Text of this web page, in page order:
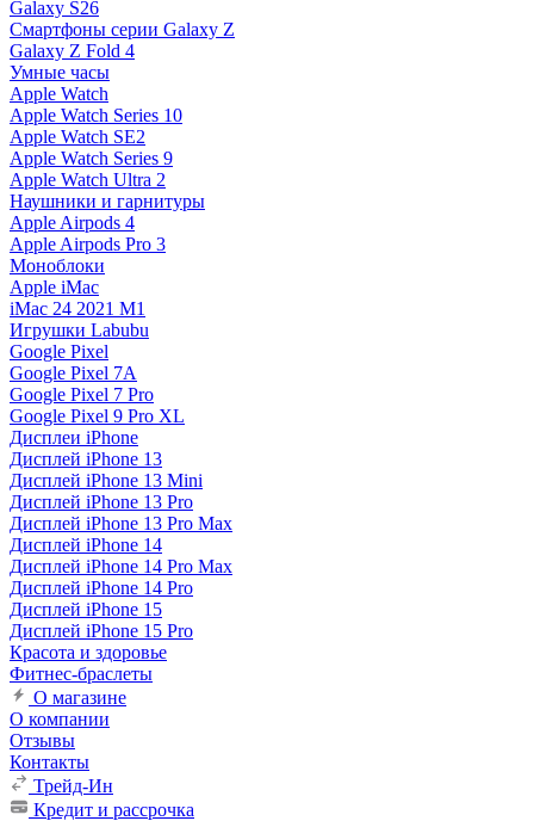
Galaxy S26
Смартфоны серии Galaxy Z
Galaxy Z Fold 4
Умные часы
Apple Watch
Apple Watch Series 10
Apple Watch SE2
Apple Watch Series 9
Apple Watch Ultra 2
Наушники и гарнитуры
Apple Airpods 4
Apple Airpods Pro 3
Моноблоки
Apple iMac
iMac 24 2021 M1
Игрушки Labubu
Google Pixel
Google Pixel 7А
Google Pixel 7 Pro
Google Pixel 9 Pro XL
Дисплеи iPhone
Дисплей iPhone 13
Дисплей iPhone 13 Mini
Дисплей iPhone 13 Pro
Дисплей iPhone 13 Pro Max
Дисплей iPhone 14
Дисплей iPhone 14 Pro Max
Дисплей iPhone 14 Pro
Дисплей iPhone 15
Дисплей iPhone 15 Pro
Красота и здоровье
Фитнес-браслеты
О магазине
О компании
Отзывы
Контакты
Трейд-Ин
Кредит и рассрочка